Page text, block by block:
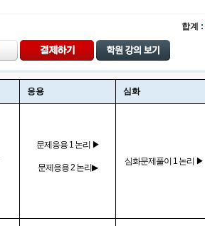
합계 :
응용 심화
문제응용 1 논리 ▶
문제응용 2 논리▶
심화문제풀이 1 논리 ▶